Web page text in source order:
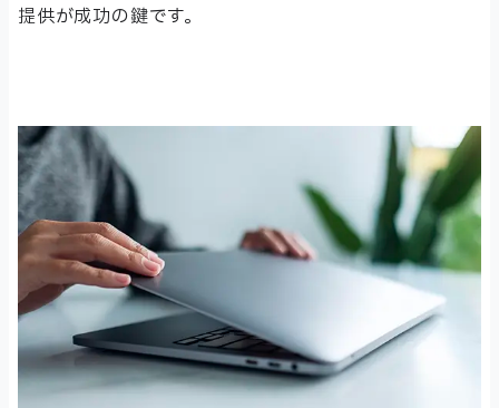
提供が成功の鍵です。